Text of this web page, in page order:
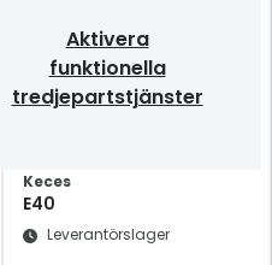
Aktivera
funktionella
tredjepartstjänster
Keces
E40
Leverantörslager